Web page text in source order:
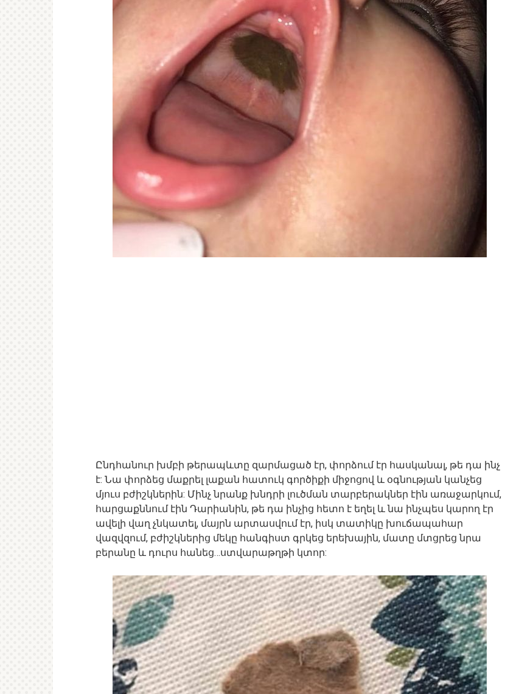
Ընդհանուր խմբի թերապևտը զարմացած էր, փորձում էր հասկանալ, թե դա ինչ
է: Նա փորձեց մաքրել լաքան հատուկ գործիքի միջոցով և օգնության կանչեց
մյուս բժիշկներին: Մինչ նրանք խնդրի լուծման տարբերակներ էին առաջարկում,
հարցաքննում էին Դարիանին, թե դա ինչից հետո է եղել և նա ինչպես կարող էր
ավելի վաղ չնկատել, մայրն արտասվում էր, իսկ տատիկը խուճապահար
վազվզում, բժիշկներից մեկը հանգիստ գրկեց երեխային, մատը մտցրեց նրա
բերանը և դուրս հանեց…ստվարաթղթի կտոր: